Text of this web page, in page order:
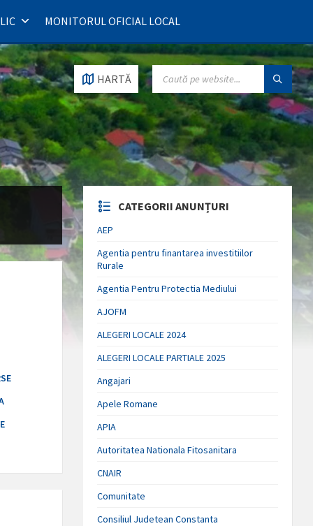
MONITORUL OFICIAL LOCAL
HARTĂ
SEARCH:
CATEGORII ANUNȚURI
AEP
Agentia pentru finantarea investitiilor
Rurale
Agentia Pentru Protectia Mediului
AJOFM
ALEGERI LOCALE 2024
ALEGERI LOCALE PARTIALE 2025
Angajari
Apele Romane
APIA
Autoritatea Nationala Fitosanitara
CNAIR
Comunitate
Consiliul Judetean Constanta